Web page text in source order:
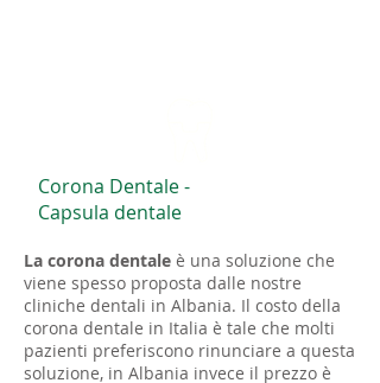
La corona dentale è una soluzione che
viene spesso proposta dalle nostre
cliniche dentali in Albania. Il costo della
corona dentale in Italia è tale che molti
pazienti preferiscono rinunciare a questa
soluzione, in Albania invece il prezzo è
Corona Dentale -
Capsula dentale